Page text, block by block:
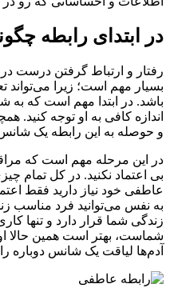
در ابتدای رابطه
رفتار و ارتباط گرفتن درست
بسیار مهم است؛ زیرا می‌تواند
باشد. در ابتدا مهم است که به
اندازه کافی به او توجه کنید.
و حوصله به این رابطه یک شانس
در این مرحله مهم است که
بی اعتماد نکنید. در کل تمام
عاطفی خود نیاز دارید فقط
به نفس می‌توانید فرد مناسب
زندگی شما قرار دارد و تنها
شماست، بهتر است همین حالا
آدم‌ها لیاقت یک شانس دوباره را